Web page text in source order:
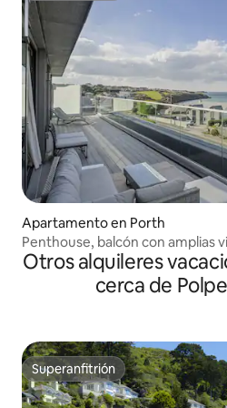
Apartamento en Porth
Penthouse, balcón con amplias
estacionamiento
Otros alquileres
cerca de
Superanfitrión
Superanfitrión